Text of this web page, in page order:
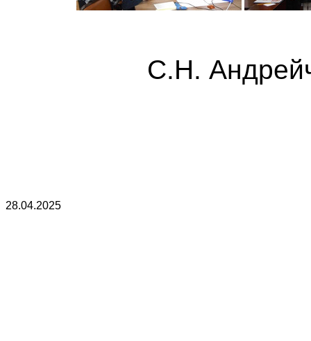
С.Н.
28.04.2025